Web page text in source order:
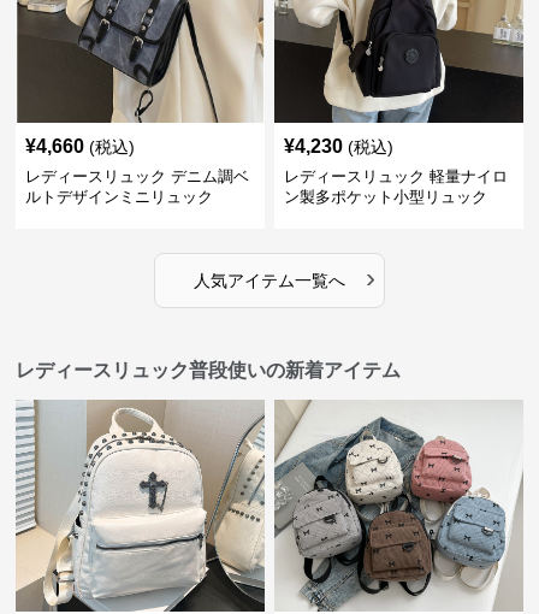
¥4,660 (税込)
レディースリュック デニム調ベ
ルトデザインミニリュック
¥4,230 (税込)
レディースリュック 軽量ナイロ
ン製多ポケット小型リュック
人気アイテム一覧へ ›
レディースリュック普段使いの新着アイテム